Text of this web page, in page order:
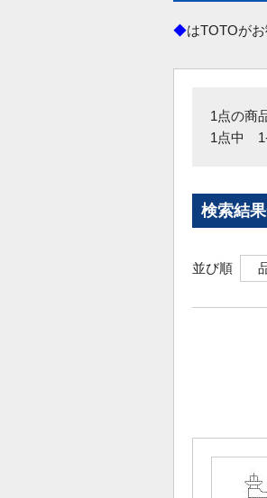
◆はTOTOが
1点の商
1点中
検索結
並び順